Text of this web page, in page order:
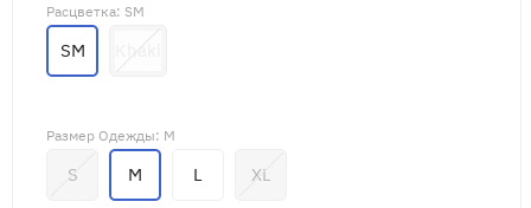
Расцветка: SM
SM
Размер Одежды: M
S M L XL